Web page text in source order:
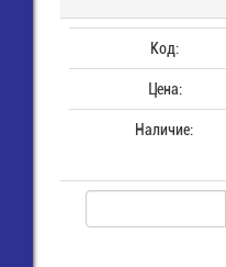
Код:
Цена:
Наличие: